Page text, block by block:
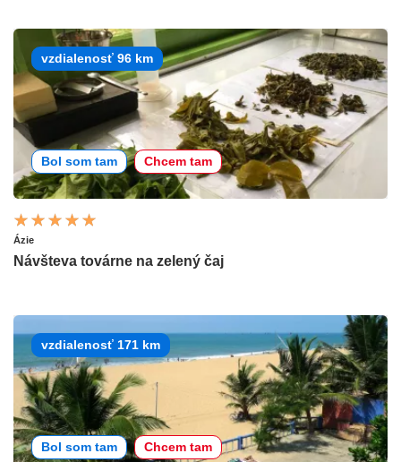
vzdialenosť 96 km
Bol som tam Chcem tam
Ázie
Návšteva továrne na zelený čaj
vzdialenosť 171 km
Bol som tam Chcem tam